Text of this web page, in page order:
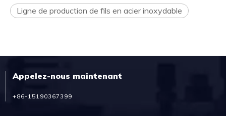
Ligne de production de fils en acier inoxydable
Appelez-nous maintenant
+86-15190367399